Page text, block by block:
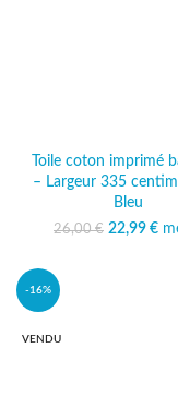
Toile coton imprimé
– Largeur 335
Bleu
26,00€ Le prix
22,99 €
-16%
VENDU